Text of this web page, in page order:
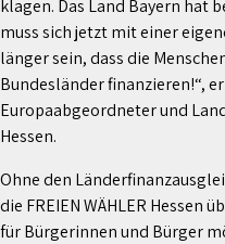
klagen. Das Land Bayern hat
muss sich jetzt mit einer
länger sein, dass die
Bundesländer finanzieren!“,
Europaabgeordneter und
Hessen.
Ohne den
die FREIEN WÄHLER Hessen
für Bürgerinnen und Bürger